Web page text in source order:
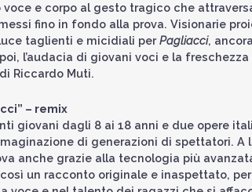
e corpo al gesto tragico che
fino in fondo alla prova. Visionarie
taglienti e micidiali perPagliacci,
l’audacia di giovani voci e la
Riccardo Muti.
– remix
giovani dagli 8 ai 18 anni e due opere
di generazioni di spettatori.
anche grazie alla tecnologia più
un racconto originale e inaspettato,